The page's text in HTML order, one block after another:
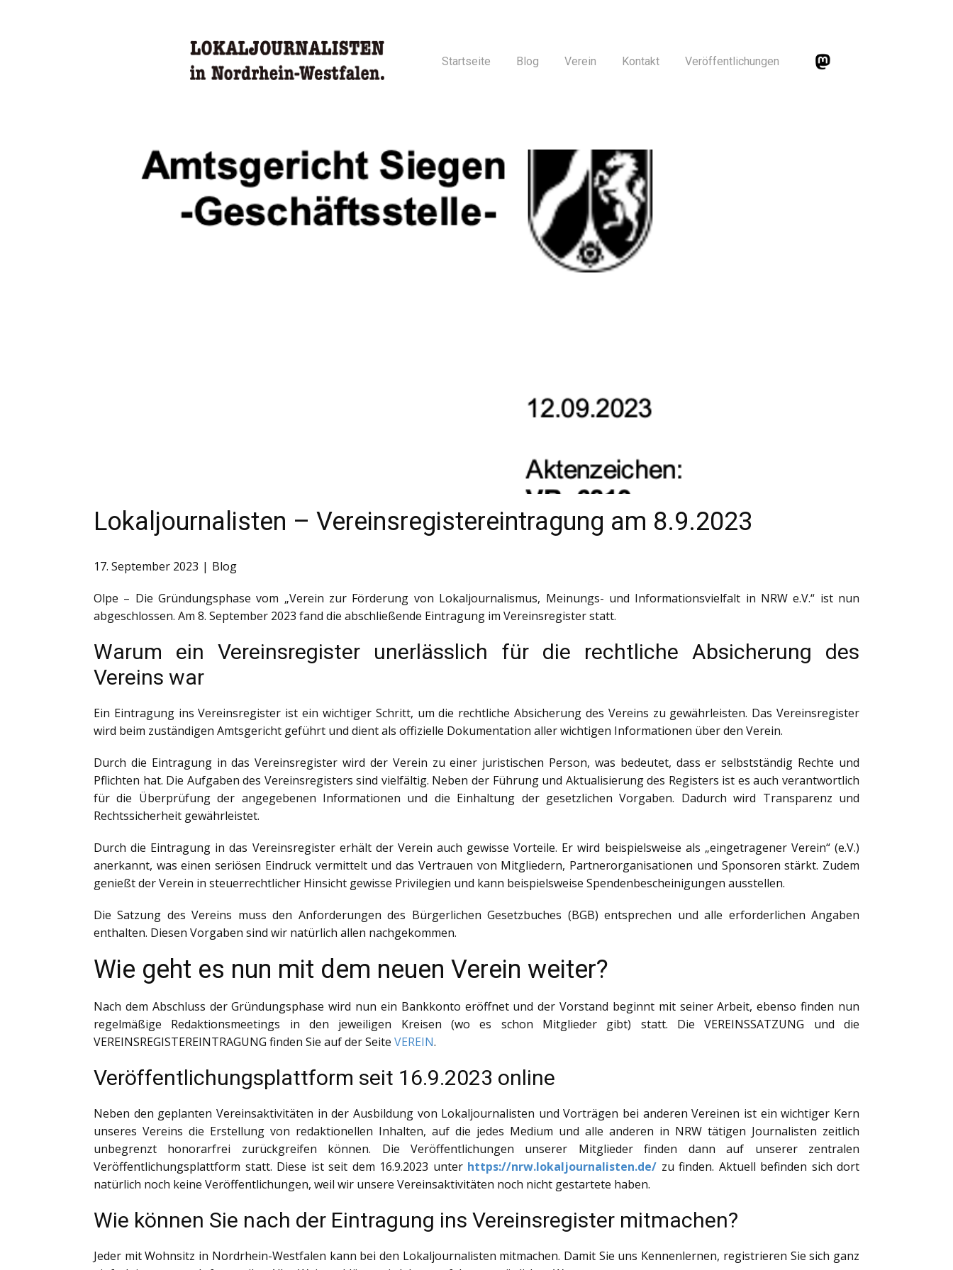
Startseite Blog Verein Kontakt Veröffentlichungen
Lokaljournalisten – Vereinsregistereintragung am 8.9.2023
17. September 2023 Blog
Olpe – Die Gründungsphase vom „Verein zur Förderung von Lokaljournalismus, Meinungs- und Informationsvielfalt in NRW e.V.“ ist nun
abgeschlossen. Am 8. September 2023 fand die abschließende Eintragung im Vereinsregister statt.
Warum ein Vereinsregister unerlässlich für die rechtliche Absicherung des
Vereins war
Ein Eintragung ins Vereinsregister ist ein wichtiger Schritt, um die rechtliche Absicherung des Vereins zu gewährleisten. Das Vereinsregister
wird beim zuständigen Amtsgericht geführt und dient als offizielle Dokumentation aller wichtigen Informationen über den Verein.
Durch die Eintragung in das Vereinsregister wird der Verein zu einer juristischen Person, was bedeutet, dass er selbstständig Rechte und
Pflichten hat. Die Aufgaben des Vereinsregisters sind vielfältig. Neben der Führung und Aktualisierung des Registers ist es auch verantwortlich
für die Überprüfung der angegebenen Informationen und die Einhaltung der gesetzlichen Vorgaben. Dadurch wird Transparenz und
Rechtssicherheit gewährleistet.
Durch die Eintragung in das Vereinsregister erhält der Verein auch gewisse Vorteile. Er wird beispielsweise als „eingetragener Verein“ (e.V.)
anerkannt, was einen seriösen Eindruck vermittelt und das Vertrauen von Mitgliedern, Partnerorganisationen und Sponsoren stärkt. Zudem
genießt der Verein in steuerrechtlicher Hinsicht gewisse Privilegien und kann beispielsweise Spendenbescheinigungen ausstellen.
Die Satzung des Vereins muss den Anforderungen des Bürgerlichen Gesetzbuches (BGB) entsprechen und alle erforderlichen Angaben
enthalten. Diesen Vorgaben sind wir natürlich allen nachgekommen.
Wie geht es nun mit dem neuen Verein weiter?
Nach dem Abschluss der Gründungsphase wird nun ein Bankkonto eröffnet und der Vorstand beginnt mit seiner Arbeit, ebenso finden nun
regelmäßige Redaktionsmeetings in den jeweiligen Kreisen (wo es schon Mitglieder gibt) statt. Die VEREINSSATZUNG und die
VEREINSREGISTEREINTRAGUNG finden Sie auf der Seite VEREIN.
Veröffentlichungsplattform seit 16.9.2023 online
Neben den geplanten Vereinsaktivitäten in der Ausbildung von Lokaljournalisten und Vorträgen bei anderen Vereinen ist ein wichtiger Kern
unseres Vereins die Erstellung von redaktionellen Inhalten, auf die jedes Medium und alle anderen in NRW tätigen Journalisten zeitlich
unbegrenzt honorarfrei zurückgreifen können. Die Veröffentlichungen unserer Mitglieder finden dann auf unserer zentralen
Veröffentlichungsplattform statt. Diese ist seit dem 16.9.2023 unter https://nrw.lokaljournalisten.de/ zu finden. Aktuell befinden sich dort
natürlich noch keine Veröffentlichungen, weil wir unsere Vereinsaktivitäten noch nicht gestartete haben.
Wie können Sie nach der Eintragung ins Vereinsregister mitmachen?
Jeder mit Wohnsitz in Nordrhein-Westfalen kann bei den Lokaljournalisten mitmachen. Damit Sie uns Kennenlernen, registrieren Sie sich ganz